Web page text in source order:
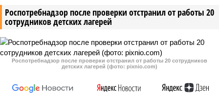
Роспотребнадзор после проверки отстранил от работы 20
сотрудников детских лагерей
Роспотребнадзор после проверки отстранил от работы 20 сотрудников
детских лагерей (фото: pixnio.com)